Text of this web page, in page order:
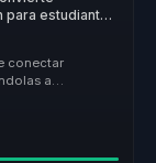
estudiantes
conectar
a